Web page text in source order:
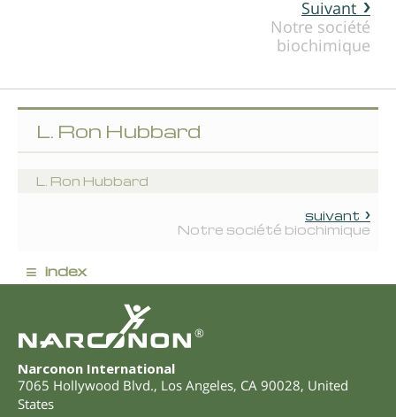
Suivant
Notre société
biochimique
L. Ron Hubbard
L. Ron Hubbard
suivant
Notre société biochimique
≡ index
®
Narconon International
7065 Hollywood Blvd., Los Angeles, CA 90028, United
States